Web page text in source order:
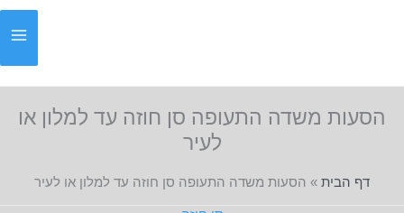
הסעות משדה התעופה סן חוזה עד למלון או
לעיר
דף הבית » הסעות משדה התעופה סן חוזה עד למלון או לעיר